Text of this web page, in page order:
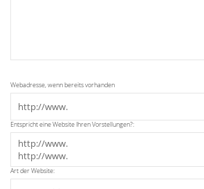
Webadresse, wenn bereits vorhanden
Entspricht eine Website Ihren Vorstellungen?:
Art der Website: